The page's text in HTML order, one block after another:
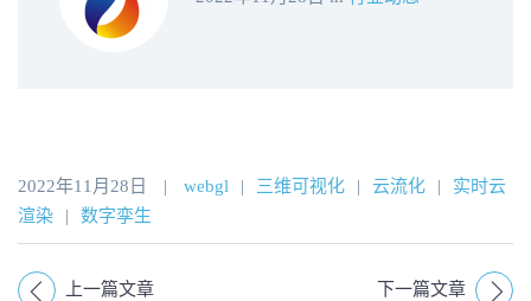
2022年11月28日 | webgl | 三维可视化 | 云流化 |
实时云
渲染
| 数字孪生
上一篇文章 下一篇文章